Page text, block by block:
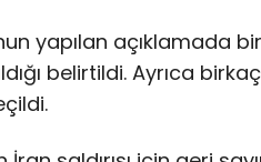
yapılan açıklamada
belirtildi. Ayrıca